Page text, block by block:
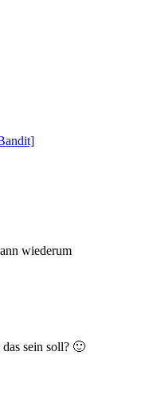
wiederum
sein soll? 🙂